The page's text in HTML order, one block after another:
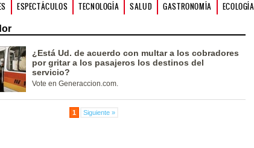
ESPECTÁCULOS TECNOLOGÍA SALUD GASTRONOMÍA ECOLOGÍA
¿Está Ud. de acuerdo con multar a los cobradores
por gritar a los pasajeros los destinos del
servicio?
Vote en Generaccion.com.
1 Siguiente »